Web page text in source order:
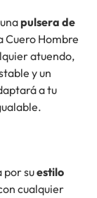
pulsera de
Cuero Hombre
atuendo,
y un
a tu
por suestilo
cualquier